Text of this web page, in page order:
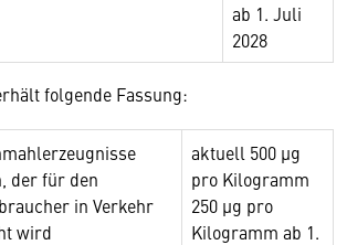
ab 1. Juli
2028
folgende Fassung:
der für den
in Verkehr
wird
aktuell 500 µg
pro Kilogramm
250 µg pro
Kilogramm ab 1.